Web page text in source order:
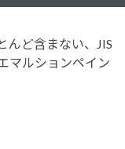
んど含まない、JIS
マルションペイン